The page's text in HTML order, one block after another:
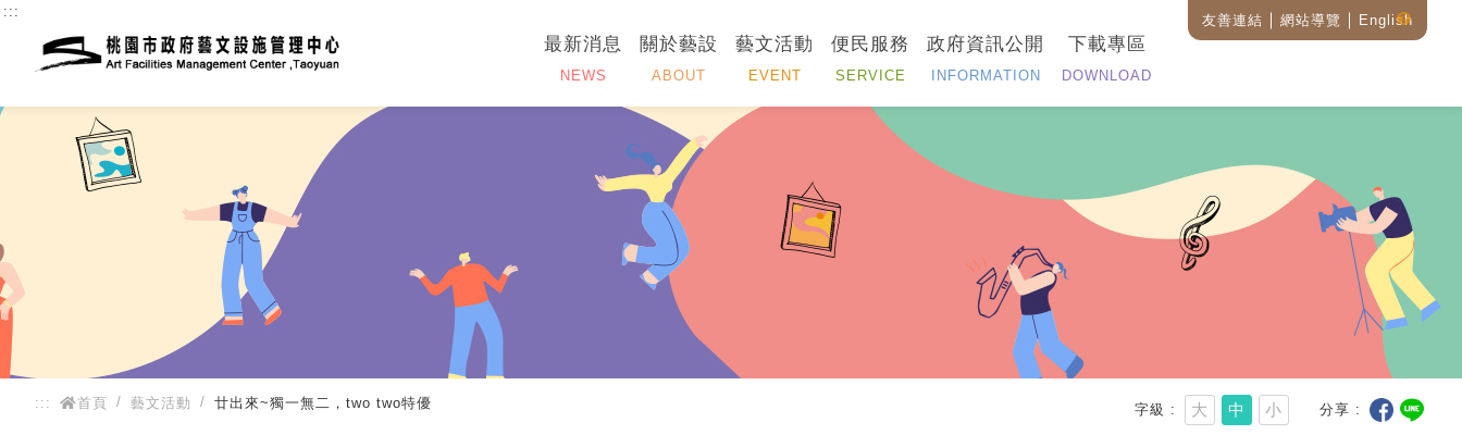
:::
最新消息
NEWS
關於藝設
ABOUT
藝文活動
EVENT
便民服務
SERVICE
政府資訊公開
INFORMATION
下載專區
DOWNLOAD
友善連結 網站導覽 English
::: 首頁 藝文活動 廿出來~獨一無二，two two特優 字級 大 中 小 分享